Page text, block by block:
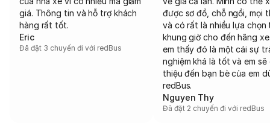
giá. Thông tin và hỗ trợ khách
hàng rất tốt.
Eric
Đã đặt 3 chuyến đi với redBus
được sơ đồ, chỗ ngồi, mọi
và có rất là nhiều lựa chọn
khung giờ cho đến hãng
em thấy đó là một cái sự
nghiệm khá là tốt và em sẽ
thiệu đến bạn bè của em
redBus.
Nguyen Thy
Đã đặt 2 chuyến đi với redBus